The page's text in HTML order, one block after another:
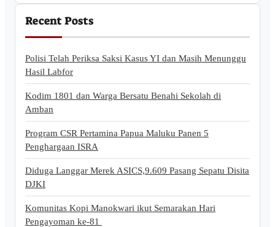
Recent Posts
Polisi Telah Periksa Saksi Kasus YI dan Masih Menunggu
Hasil Labfor
Kodim 1801 dan Warga Bersatu Benahi Sekolah di
Amban
Program CSR Pertamina Papua Maluku Panen 5
Penghargaan ISRA
Diduga Langgar Merek ASICS,9.609 Pasang Sepatu Disita
DJKI
Komunitas Kopi Manokwari ikut Semarakan Hari
Pengayoman ke-81